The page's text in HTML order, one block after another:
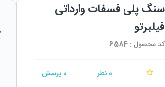
سنگ پلی فسفات وارداتی
فیلبرتو
کد محصول : 6584
0 نظر 0 پرسش